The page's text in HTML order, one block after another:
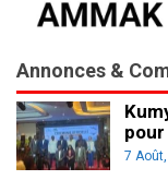
Annonces &
7